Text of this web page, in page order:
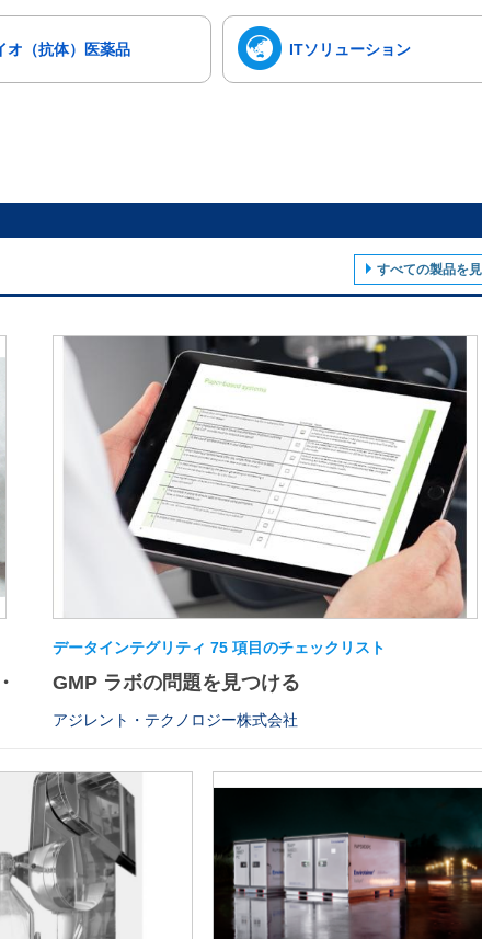
オ（抗体）医薬品 ITソリューション
すべての製品を
データインテグリティ 75 項目のチェックリスト
GMP ラボの問題を見つける
アジレント・テクノロジー株式会社